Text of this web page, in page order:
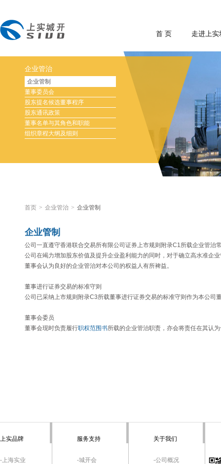
首 页 走进上实
企业管治
企业管制
董事委员会
股东提名候选董事程序
股东通讯政策
董事名单与其角色和职能
组织章程大纲及细则
首页 > 企业管治 > 企业管制
企业管制
公司一直遵守香港联合交易所有限公司证券上市规则附录C1所载企业管治
公司在竭力增加股东价值及提升企业盈利能力的同时，对于确立高水准企
董事会认为良好的企业管治对本公司的权益人有所裨益。
董事进行证券交易的标准守则
公司已采纳上市规则附录C3所载董事进行证券交易的标准守则作为本公司
董事会委员
董事会现时负责履行职权范围书所载的企业管治职责，亦会将责任在其认
上实品牌
-上海实业
服务支持
-城开会
关于我们
-公司概况